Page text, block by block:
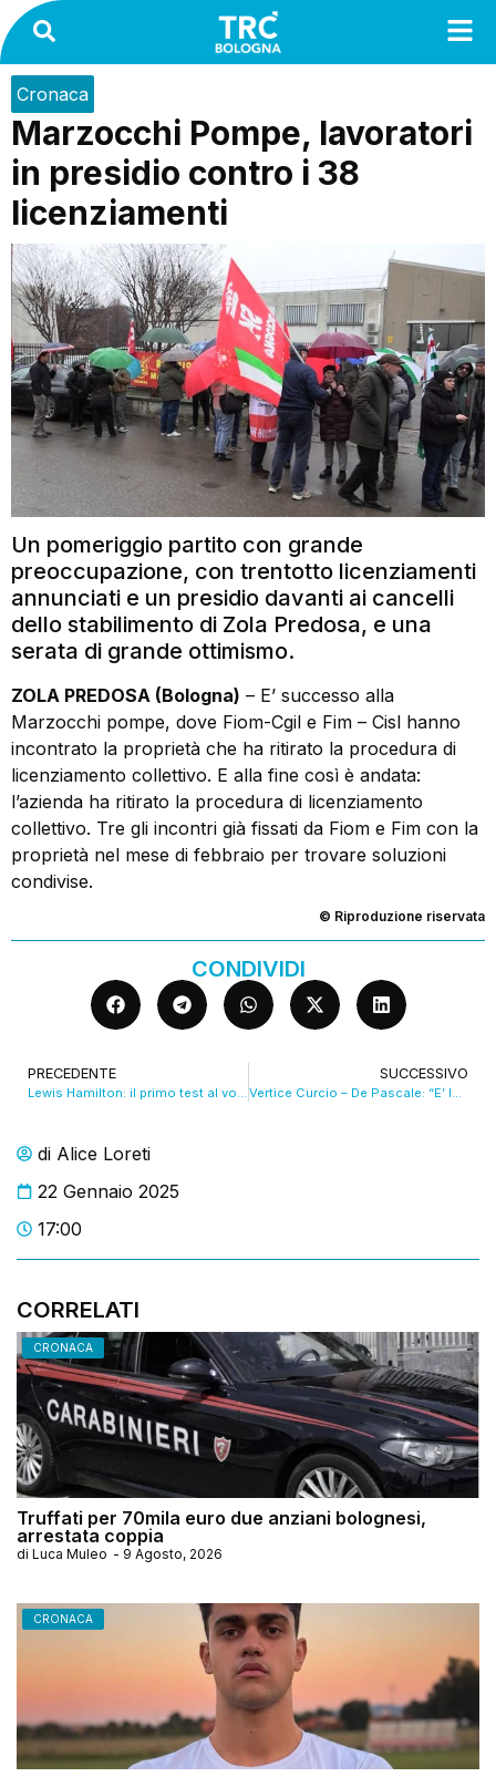
di Alice Loreti
22 Gennaio 2025
17:00
CORRELATI
CRONACA
Truffati per 70mila euro due anziani bolognesi,
arrestata coppia
di Luca Muleo - 9 Agosto, 2026
CRONACA
Cronaca
Marzocchi Pompe, lavoratori
in presidio contro i 38
licenziamenti
Un pomeriggio partito con grande
preoccupazione, con trentotto licenziamenti
annunciati e un presidio davanti ai cancelli
dello stabilimento di Zola Predosa, e una
serata di grande ottimismo.
ZOLA PREDOSA (Bologna) – E’ successo alla
Marzocchi pompe, dove Fiom-Cgil e Fim – Cisl hanno
incontrato la proprietà che ha ritirato la procedura di
licenziamento collettivo. E alla fine così è andata:
l’azienda ha ritirato la procedura di licenziamento
collettivo. Tre gli incontri già fissati da Fiom e Fim con la
proprietà nel mese di febbraio per trovare soluzioni
condivise.
© Riproduzione riservata
CONDIVIDI
PRECEDENTE
Lewis Hamilton: il primo test al volante della Ferrari a Fiorano
SUCCESSIVO
Vertice Curcio – De Pascale: “E’ Iniziato il lavoro per portare struttura commissariale anche qui”